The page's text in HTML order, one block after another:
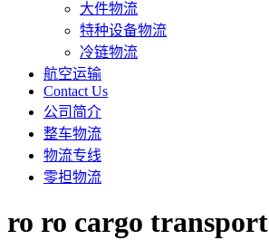
大件物流
特种设备物流
冷链物流
航空运输
Contact Us
公司简介
整车物流
物流专线
零担物流
ro ro cargo transport